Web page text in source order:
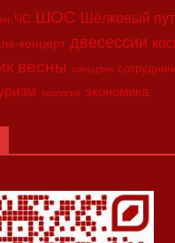
ЧС ШОС Шёлковый
концерт двесессии
весны синьцзян
экология экономика